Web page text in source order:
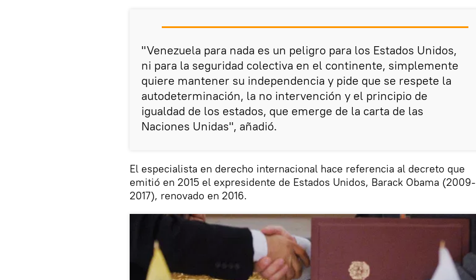
"Venezuela para nada es un peligro para los Estados Unidos,
ni para la seguridad colectiva en el continente, simplemente
quiere mantener su independencia y pide que se respete la
autodeterminación, la no intervención y el principio de
igualdad de los estados, que emerge de la carta de las
Naciones Unidas", añadió.
El especialista en derecho internacional hace referencia al decreto que
emitió en 2015 el expresidente de Estados Unidos, Barack Obama (2009-
2017), renovado en 2016.